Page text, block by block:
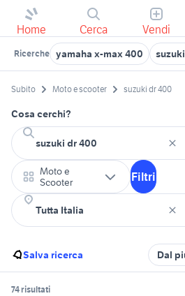
Home Cerca Vendi
Ricerche yamaha x-max 400
Subito Moto e scooter suzuki dr 400
Cosa cerchi?
Moto e
Scooter
Filtri
Salva ricerca Dal
74 risultati